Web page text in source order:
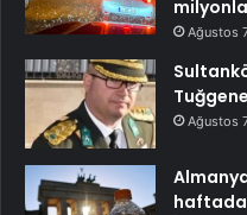
Ağustos
Ağustos
haftada